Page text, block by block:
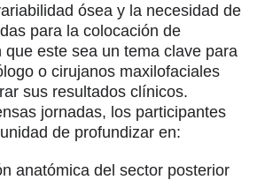
ósea y la necesidad de
para la colocación de
que este sea un tema clave para
o cirujanos maxilofaciales
sus resultados clínicos.
jornadas, los participantes
de profundizar en:
anatómica del sector posterior